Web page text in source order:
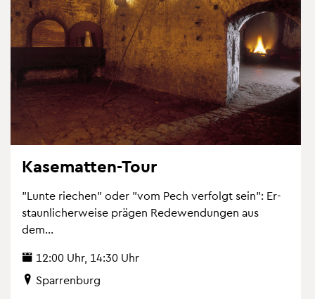
Ka­se­mat­ten-Tour
"Lunte rie­chen" oder "vom Pech ver­folgt sein": Er­
staun­li­cher­wei­se prä­gen Re­de­wen­dun­gen aus
dem...
12:00 Uhr, 14:30 Uhr
Spar­ren­burg